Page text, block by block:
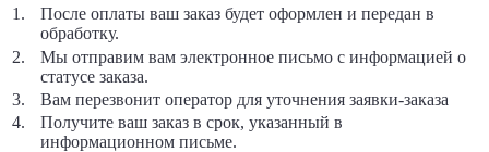
После оплаты ваш заказ будет оформлен и передан в
обработку.
Мы отправим вам электронное письмо с информацией о
статусе заказа.
Вам перезвонит оператор для уточнения заявки-заказа
Получите ваш заказ в срок, указанный в
информационном письме.